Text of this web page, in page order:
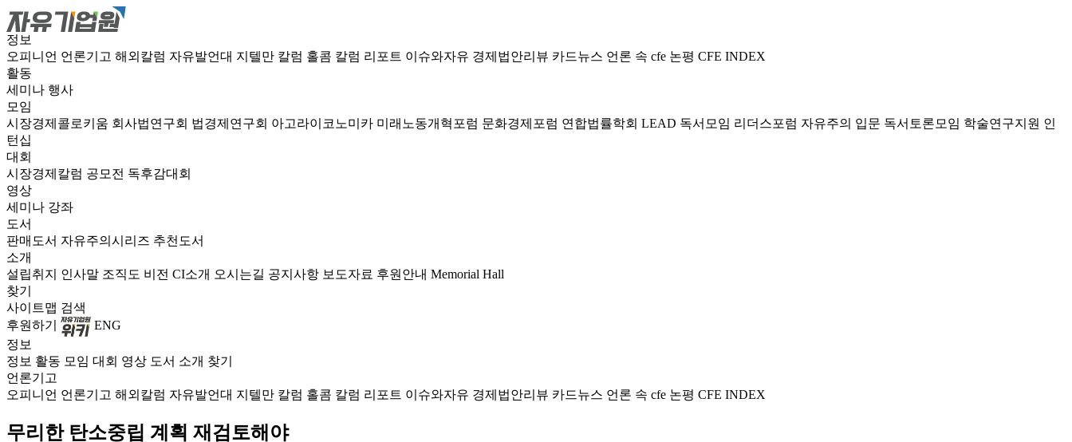
정보
오피니언 언론기고 해외칼럼 자유발언대 지텔만 칼럼 홀콤 칼럼 리포트 이슈와자유 경제법안리뷰 카드뉴스 언론 속 cfe 논평 CFE INDEX
활동
세미나 행사
모임
시장경제콜로키움 회사법연구회 법경제연구회 아고라이코노미카 미래노동개혁포럼 문화경제포럼 연합법률학회 LEAD 독서모임 리더스포럼 자유주의 입문 독서토론모임 학술연구지원 인
턴십
대회
시장경제칼럼 공모전 독후감대회
영상
세미나 강좌
도서
판매도서 자유주의시리즈 추천도서
소개
설립취지 인사말 조직도 비전 CI소개 오시는길 공지사항 보도자료 후원안내 Memorial Hall
찾기
사이트맵 검색
후원하기
ENG
정보
정보 활동 모임 대회 영상 도서 소개 찾기
언론기고
오피니언 언론기고 해외칼럼 자유발언대 지텔만 칼럼 홀콤 칼럼 리포트 이슈와자유 경제법안리뷰 카드뉴스 언론 속 cfe 논평 CFE INDEX
무리한 탄소중립 계획 재검토해야